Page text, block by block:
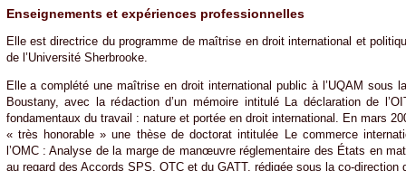
Enseignements et expériences professionnelles
Elle est directrice du programme de maîtrise en droit international et
de l’Université Sherbrooke.
Elle a complété une maîtrise en droit international public à l’UQAM sous
Boustany, avec la rédaction d’un mémoire intitulé La déclaration de
fondamentaux du travail : nature et portée en droit international. En mars
« très honorable » une thèse de doctorat intitulée Le commerce
l’OMC : Analyse de la marge de manœuvre réglementaire des États en
au regard des Accords SPS, OTC et du GATT, rédigée sous la co-direction